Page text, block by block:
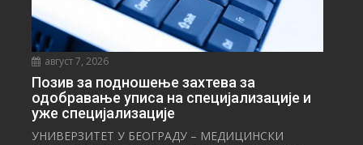
август 7, 2026
Позив за подношење захтева за
одобравање уписа на специјализације и
уже специјализације
УНИВЕРЗИТЕТ У БЕОГРАДУ – МЕДИЦИНСКИ